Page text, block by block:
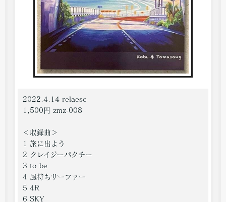
2022.4.14 relaese
1,500円 zmz-008
＜収録曲＞
1 旅に出よう
2 クレイジーパクチー
3 to be
4 風待ちサーファー
5 4R
6 SKY